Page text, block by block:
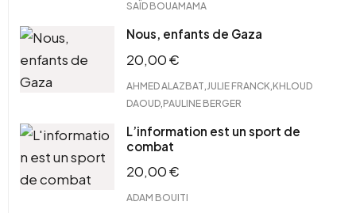
SAÏD BOUAMAMA
Nous, enfants de Gaza
20,00€
AHMED ALAZBAT JULIE FRANCK KHLOUD
DAOUD PAULINE BERGER
L’information est un sport de
combat
20,00€
ADAM BOUITI